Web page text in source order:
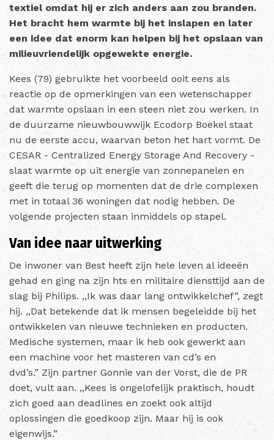
textiel omdat hij er zich anders aan zou branden.
Het bracht hem warmte bij het inslapen en later
een idee dat enorm kan helpen bij het opslaan van
milieuvriendelijk opgewekte energie.
Kees (79) gebruikte het voorbeeld ooit eens als
reactie op de opmerkingen van een wetenschapper
dat warmte opslaan in een steen niet zou werken. In
de duurzame nieuwbouwwijk Ecodorp Boekel staat
nu de eerste accu, waarvan beton het hart vormt. De
CESAR - Centralized Energy Storage And Recovery -
slaat warmte op uit energie van zonnepanelen en
geeft die terug op momenten dat de drie complexen
met in totaal 36 woningen dat nodig hebben. De
volgende projecten staan inmiddels op stapel.
Van idee naar uitwerking
De inwoner van Best heeft zijn hele leven al ideeën
gehad en ging na zijn hts en militaire diensttijd aan de
slag bij Philips. ,,Ik was daar lang ontwikkelchef”, zegt
hij. ,,Dat betekende dat ik mensen begeleidde bij het
ontwikkelen van nieuwe technieken en producten.
Medische systemen, maar ik heb ook gewerkt aan
een machine voor het masteren van cd’s en
dvd’s.” Zijn partner Gonnie van der Vorst, die de PR
doet, vult aan. ,,Kees is ongelofelijk praktisch, houdt
zich goed aan deadlines en zoekt ook altijd
oplossingen die goedkoop zijn. Maar hij is ook
eigenwijs.”